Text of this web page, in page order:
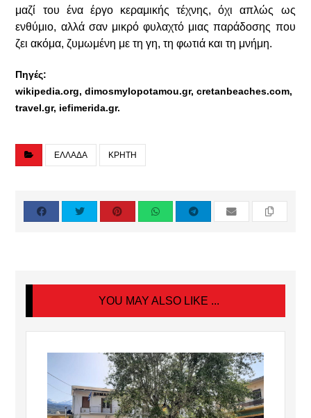
μαζί του ένα έργο κεραμικής τέχνης, όχι απλώς ως
ενθύμιο, αλλά σαν μικρό φυλαχτό μιας παράδοσης που
ζει ακόμα, ζυμωμένη με τη γη, τη φωτιά και τη μνήμη.
Πηγές:
wikipedia.org, dimosmylopotamou.gr, cretanbeaches.com,
travel.gr, iefimerida.gr.
ΕΛΛΑΔΑ ΚΡΗΤΗ
YOU MAY ALSO LIKE ...